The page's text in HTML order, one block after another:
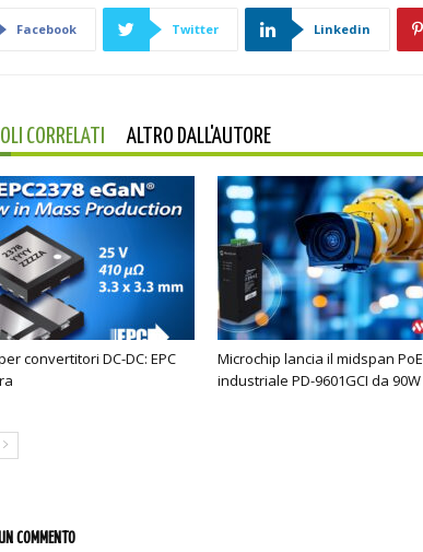
Facebook Twitter Linkedin
CORRELATI ALTRO DALL'AUTORE
convertitori DC-DC: EPC
Microchip lancia il midspan PoE
industriale PD-9601GCI da 90W
COMMENTO